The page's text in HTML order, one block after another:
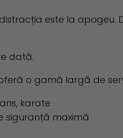
este la apogeu.
dată.
o gamă largă de
karate
siguranță maximă